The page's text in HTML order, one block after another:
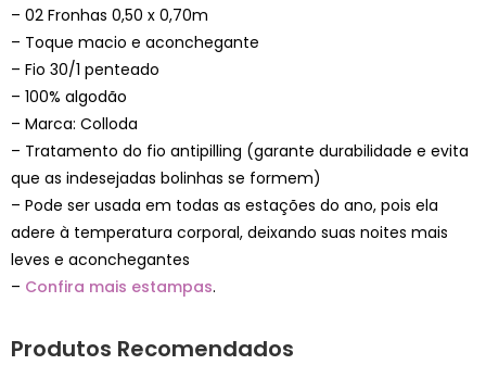
– 02 Fronhas 0,50 x 0,70m
– Toque macio e aconchegante
– Fio 30/1 penteado
– 100% algodão
– Marca: Colloda
– Tratamento do fio antipilling (garante durabilidade e evita
que as indesejadas bolinhas se formem)
– Pode ser usada em todas as estações do ano, pois ela
adere à temperatura corporal, deixando suas noites mais
leves e aconchegantes
– Confira mais estampas.
Produtos Recomendados